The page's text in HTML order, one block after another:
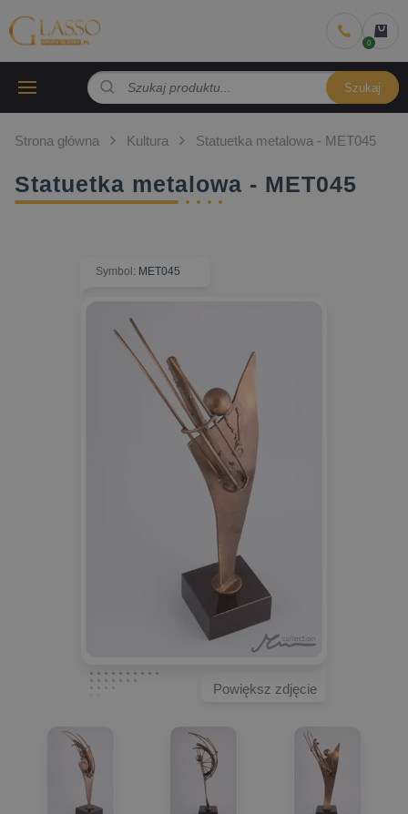
Szukaj
Strona główna Kultura Statuetka metalowa - MET045
Statuetka metalowa - MET045
Symbol : MET045
Powiększ zdjęcie